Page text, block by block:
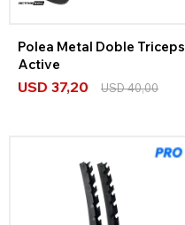
Polea Metal Doble Triceps
Active
USD 37,20 USD40,00